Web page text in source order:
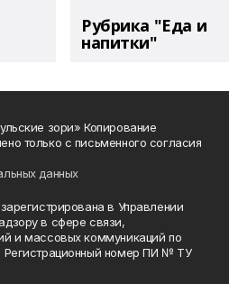
Рубрика "Еда и
напитки"
зори» Копирование
только с письменного согласия
данных
в Управлении
в сфере связи,
и массовых коммуникаций по
Регистрационный номер ПИ № ТУ